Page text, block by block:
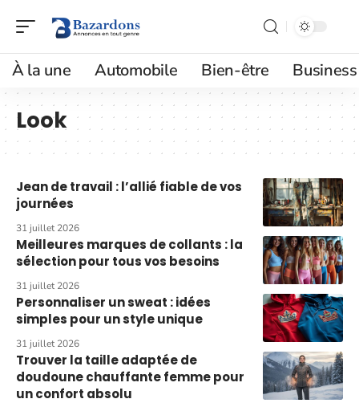
À la une Automobile Bien-être Business
Look
Jean de travail : l’allié fiable de vos
journées
31 juillet 2026
Meilleures marques de collants : la
sélection pour tous vos besoins
31 juillet 2026
Personnaliser un sweat : idées
simples pour un style unique
31 juillet 2026
Trouver la taille adaptée de
doudoune chauffante femme pour
un confort absolu